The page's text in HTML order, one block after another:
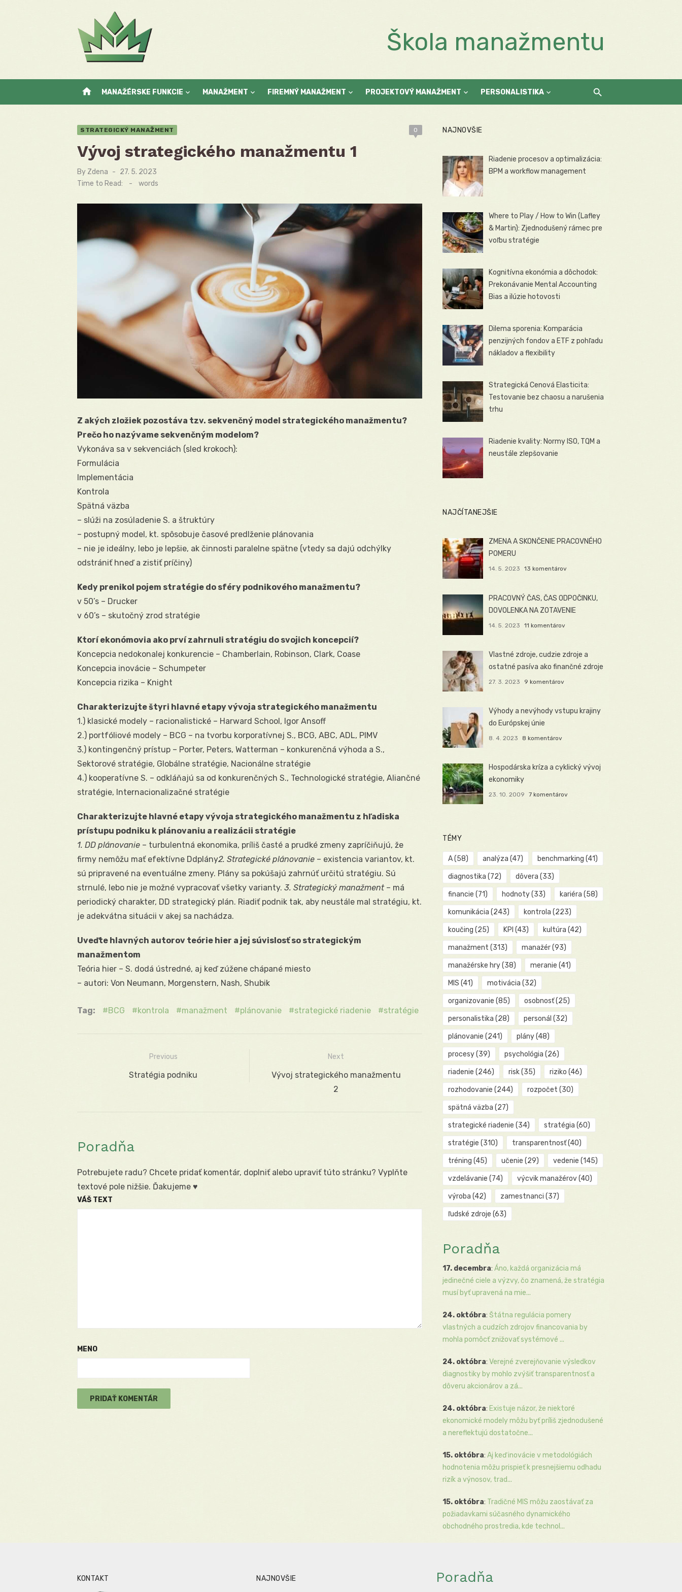
Škola manažmentu
home MANAŽÉRSKE FUNKCIE MANAŽMENT FIREMNÝ MANAŽMENT PROJEKTOVÝ MANAŽMENT PERSONALISTIKA
STRATEGICKÝ MANAŽMENT 0
Vývoj strategického manažmentu 1
By Zdena
Posted
on
27. 5. 2023
Time to Read:
- words
Z akých zložiek pozostáva tzv. sekvenčný model strategického manažmentu?
Prečo ho nazývame sekvenčným modelom?
Vykonáva sa v sekvenciách (sled krokoch):
Formulácia
Implementácia
Kontrola
Spätná väzba
– slúži na zosúladenie S. a štruktúry
– postupný model, kt. spôsobuje časové predlženie plánovania
– nie je ideálny, lebo je lepšie, ak činnosti paralelne spätne (vtedy sa dajú odchýlky
odstrániť hneď a zistiť príčiny)
Kedy prenikol pojem stratégie do sféry podnikového manažmentu?
v 50’s – Drucker
v 60’s – skutočný zrod stratégie
Ktorí ekonómovia ako prví zahrnuli stratégiu do svojich koncepcií?
Koncepcia nedokonalej konkurencie – Chamberlain, Robinson, Clark, Coase
Koncepcia inovácie – Schumpeter
Koncepcia rizika – Knight
Charakterizujte štyri hlavné etapy vývoja strategického manažmentu
1.) klasické modely – racionalistické – Harward School, Igor Ansoff
2.) portfóliové modely – BCG – na tvorbu korporatívnej S., BCG, ABC, ADL, PIMV
3.) kontingenčný prístup – Porter, Peters, Watterman – konkurenčná výhoda a S.,
Sektorové stratégie, Globálne stratégie, Nacionálne stratégie
4.) kooperatívne S. – odkláňajú sa od konkurenčných S., Technologické stratégie, Aliančné
stratégie, Internacionalizačné stratégie
Charakterizujte hlavné etapy vývoja strategického manažmentu z hľadiska
prístupu podniku k plánovaniu a realizácii stratégie
1. DD plánovanie – turbulentná ekonomika, príliš časté a prudké zmeny zapríčiňujú, že
firmy nemôžu mať efektívne Ddplány2. Strategické plánovanie – existencia variantov, kt.
sú pripravené na eventuálne zmeny. Plány sa pokúšajú zahrnúť určitú stratégiu. Sú
strnulé, lebo nie je možné vypracovať všetky varianty. 3. Strategický manažment– má
periodický charakter, DD strategický plán. Riadiť podnik tak, aby neustále mal stratégiu, kt.
je adekvátna situácii v akej sa nachádza.
Uveďte hlavných autorov teórie hier a jej súvislosť so strategickým
manažmentom
Teória hier – S. dodá ústredné, aj keď zúžene chápané miesto
– autori: Von Neumann, Morgenstern, Nash, Shubik
Tag: BCG kontrola manažment plánovanie strategické riadenie stratégie
Navigácia
Previous
Previous
Stratégia podniku
Next
Next
Vývoj strategického manažmentu
2
Poradňa
Potrebujete radu? Chcete pridať komentár, doplniť alebo upraviť túto stránku? Vyplňte
textové pole nižšie. Ďakujeme ♥
VÁŠ TEXT
MENO
NAJNOVŠIE
Riadenie procesov a optimalizácia:
BPM a workflow management
Where to Play / How to Win (Lafley
& Martin): Zjednodušený rámec pre
voľbu stratégie
Kognitívna ekonómia a dôchodok:
Prekonávanie Mental Accounting
Bias a ilúzie hotovosti
Dilema sporenia: Komparácia
penzijných fondov a ETF z pohľadu
nákladov a flexibility
Strategická Cenová Elasticita:
Testovanie bez chaosu a narušenia
trhu
Riadenie kvality: Normy ISO, TQM a
neustále zlepšovanie
NAJČÍTANEJŠIE
ZMENA A SKONČENIE PRACOVNÉHO
POMERU
14. 5. 2023 13 komentárov
PRACOVNÝ ČAS, ČAS ODPOČINKU,
DOVOLENKA NA ZOTAVENIE
14. 5. 2023 11 komentárov
Vlastné zdroje, cudzie zdroje a
ostatné pasíva ako finančné zdroje
27. 3. 2023 9 komentárov
Výhody a nevýhody vstupu krajiny
do Európskej únie
8. 4. 2023 8 komentárov
Hospodárska kríza a cyklický vývoj
ekonomiky
23. 10. 2009 7 komentárov
TÉMY
A(58) analýza (47) benchmarking (41)
diagnostika (72) dôvera (33)
financie (71) hodnoty(33) kariéra (58)
komunikácia (243) kontrola (223)
koučing (25) KPI (43) kultúra (42)
manažment (313) manažér(93)
manažérske hry(38) meranie (41)
MIS (41) motivácia (32)
organizovanie (85) osobnosť(25)
personalistika (28) personál (32)
plánovanie (241) plány(48)
procesy(39) psychológia (26)
riadenie (246) risk(35) riziko (46)
rozhodovanie (244) rozpočet (30)
spätná väzba (27)
strategické riadenie (34) stratégia (60)
stratégie (310) transparentnosť(40)
tréning (45) učenie (29) vedenie (145)
vzdelávanie (74) výcvik manažérov(40)
výroba (42) zamestnanci (37)
ľudské zdroje (63)
Poradňa
17. decembra: Áno, každá organizácia má
jedinečné ciele a výzvy, čo znamená, že stratégia
musí byť upravená na mie...
24. októbra: Štátna regulácia pomery
vlastných a cudzích zdrojov financovania by
mohla pomôcť znižovať systémové ...
24. októbra: Verejné zverejňovanie výsledkov
diagnostiky by mohlo zvýšiť transparentnosť a
dôveru akcionárov a zá...
24. októbra: Existuje názor, že niektoré
ekonomické modely môžu byť príliš zjednodušené
a nereflektujú dostatočne...
15. októbra: Aj keď inovácie v metodológiách
hodnotenia môžu prispieť k presnejšiemu odhadu
rizík a výnosov, trad...
15. októbra: Tradičné MIS môžu zaostávať za
požiadavkami súčasného dynamického
obchodného prostredia, kde technol...
KONTAKT NAJNOVŠIE Poradňa